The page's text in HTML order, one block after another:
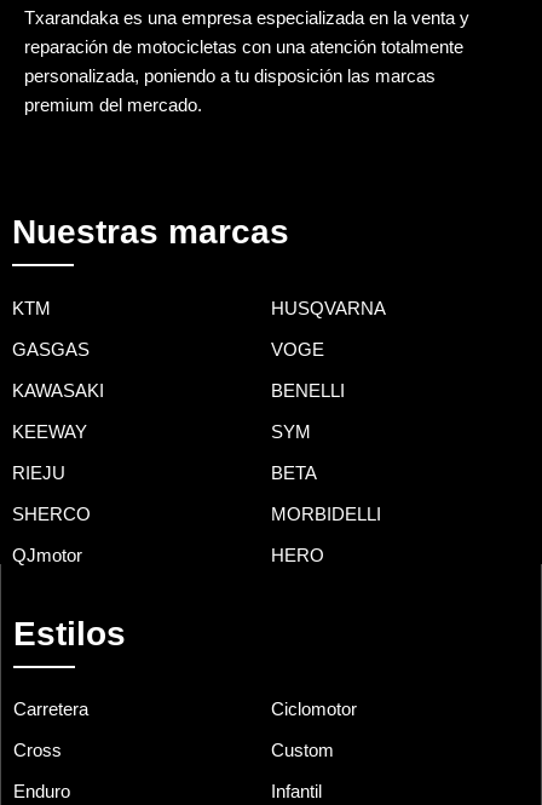
Txarandaka es una empresa especializada en la venta y
reparación de motocicletas con una atención totalmente
personalizada, poniendo a tu disposición las marcas
premium del mercado.
Nuestras marcas
KTM HUSQVARNA
GASGAS VOGE
KAWASAKI BENELLI
KEEWAY SYM
RIEJU BETA
SHERCO MORBIDELLI
QJmotor HERO
Estilos
Carretera Ciclomotor
Cross Custom
Enduro Infantil